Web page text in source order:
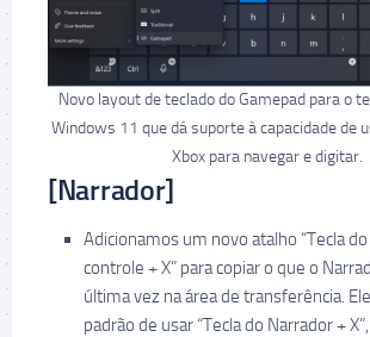
Novo layout de teclado do Gamepad para o
Windows 11 que dá suporte à capacidade de
Xbox para navegar e digitar.
[Narrador]
Adicionamos um novo atalho “Tecla
controle + X” para copiar o que o
última vez na área de transferência.
padrão de usar “Tecla do Narrador +